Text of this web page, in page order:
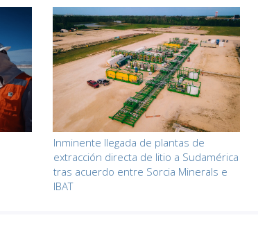
Inminente llegada de plantas de
extracción directa de litio a Sudamérica
tras acuerdo entre Sorcia Minerals e
IBAT